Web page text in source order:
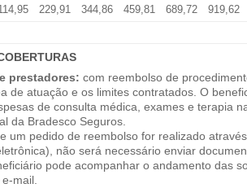
229,91 344,86 459,81 689,72 919,62
prestadores: com reembolso de
de atuação e os limites contratados. O
de consulta médica, exames e terapia
da Bradesco Seguros.
um pedido de reembolso for realizado
não será necessário enviar
pode acompanhar o andamento das
mail.